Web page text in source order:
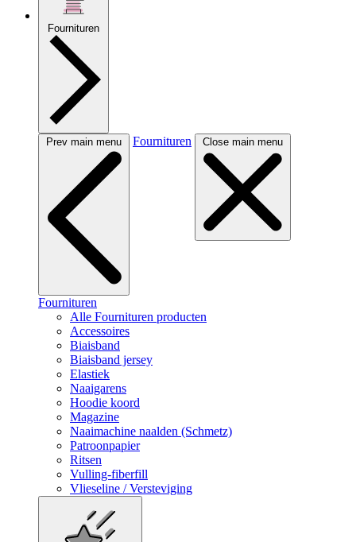
Fournituren
Prev main menu Fournituren Close main menu
Fournituren
Alle Fournituren producten
Accessoires
Biaisband
Biaisband jersey
Elastiek
Naaigarens
Hoodie koord
Magazine
Naaimachine naalden (Schmetz)
Patroonpapier
Ritsen
Vulling-fiberfill
Vlieseline / Versteviging